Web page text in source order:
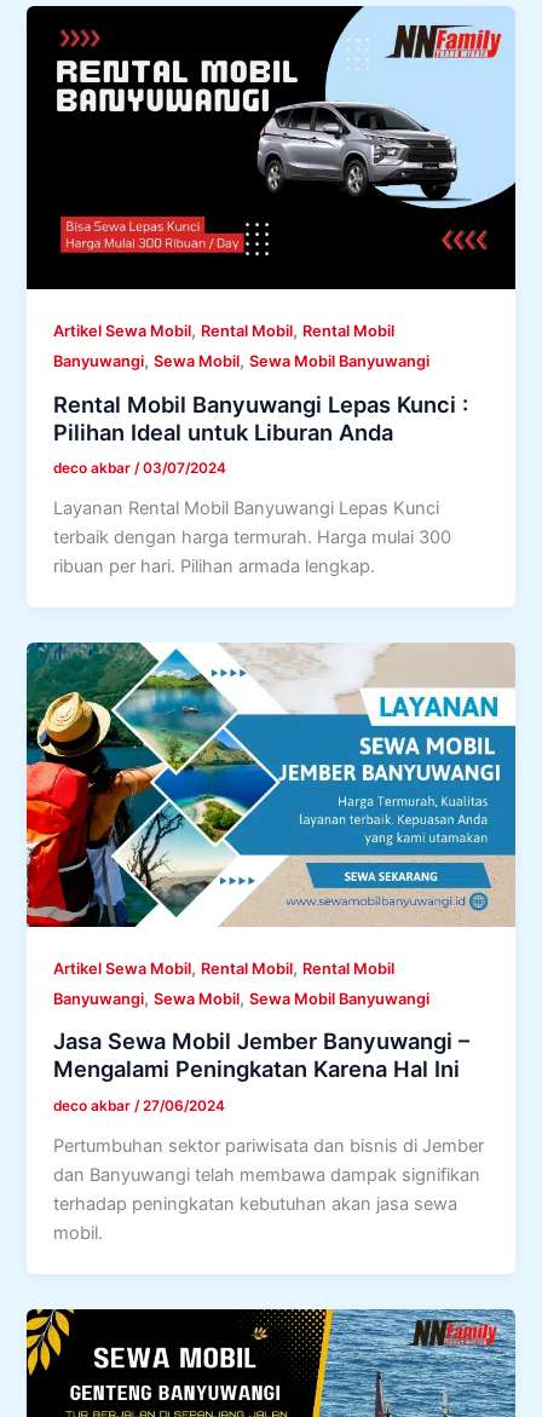
Artikel Sewa Mobil, Rental Mobil, Rental Mobil
Banyuwangi,Sewa Mobil,Sewa Mobil Banyuwangi
Rental Mobil Banyuwangi Lepas Kunci :
Pilihan Ideal untuk Liburan Anda
deco akbar/03/07/2024
Layanan Rental Mobil Banyuwangi Lepas Kunci
terbaik dengan harga termurah. Harga mulai 300
ribuan per hari. Pilihan armada lengkap.
Artikel Sewa Mobil, Rental Mobil, Rental Mobil
Banyuwangi,Sewa Mobil,Sewa Mobil Banyuwangi
Jasa Sewa Mobil Jember Banyuwangi –
Mengalami Peningkatan Karena Hal Ini
deco akbar/27/06/2024
Pertumbuhan sektor pariwisata dan bisnis di Jember
dan Banyuwangi telah membawa dampak signifikan
terhadap peningkatan kebutuhan akan jasa sewa
mobil.